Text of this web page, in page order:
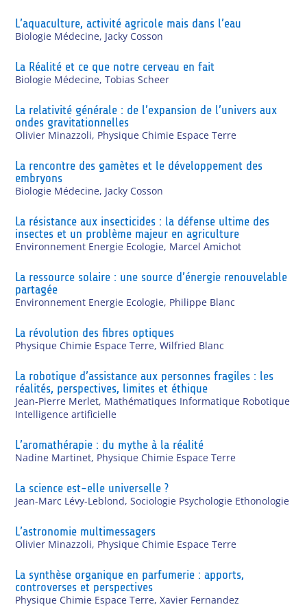
L’aquaculture, activité agricole mais dans l’eau
Biologie Médecine, Jacky Cosson
La Réalité et ce que notre cerveau en fait
Biologie Médecine,Tobias Scheer
La relativité générale : de l’expansion de l’univers aux
ondes gravitationnelles
Olivier Minazzoli, Physique Chimie Espace Terre
La rencontre des gamètes et le développement des
embryons
Biologie Médecine, Jacky Cosson
La résistance aux insecticides : la défense ultime des
insectes et un problème majeur en agriculture
Environnement Energie Ecologie, Marcel Amichot
La ressource solaire : une source d’énergie renouvelable
partagée
Environnement Energie Ecologie, Philippe Blanc
La révolution des fibres optiques
Physique Chimie Espace Terre,Wilfried Blanc
La robotique d’assistance aux personnes fragiles : les
réalités, perspectives, limites et éthique
Jean-Pierre Merlet, Mathématiques Informatique Robotique
Intelligence artificielle
L’aromathérapie : du mythe à la réalité
Nadine Martinet, Physique Chimie Espace Terre
La science est-elle universelle ?
Jean-Marc Lévy-Leblond,Sociologie Psychologie Ethonologie
L’astronomie multimessagers
Olivier Minazzoli, Physique Chimie Espace Terre
La synthèse organique en parfumerie : apports,
controverses et perspectives
Physique Chimie Espace Terre,Xavier Fernandez